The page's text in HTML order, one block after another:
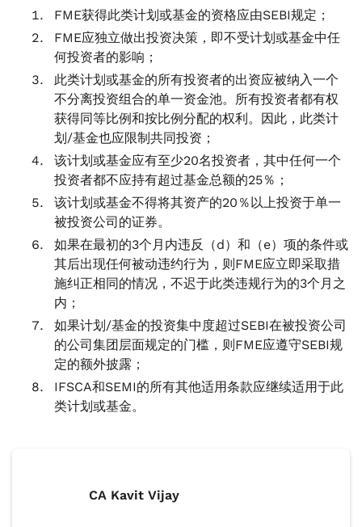
FME获得此类计划或基金的资格应由SEBI规定；
FME应独立做出投资决策，即不受计划或基金中任
何投资者的影响；
此类计划或基金的所有投资者的出资应被纳入一个
不分离投资组合的单一资金池。所有投资者都有权
获得同等比例和按比例分配的权利。因此，此类计
划/基金也应限制共同投资；
该计划或基金应有至少20名投资者，其中任何一个
投资者都不应持有超过基金总额的25％；
该计划或基金不得将其资产的20％以上投资于单一
被投资公司的证券。
如果在最初的3个月内违反（d）和（e）项的条件或
其后出现任何被动违约行为，则FME应立即采取措
施纠正相同的情况，不迟于此类违规行为的3个月之
内；
如果计划/基金的投资集中度超过SEBI在被投资公司
的公司集团层面规定的门槛，则FME应遵守SEBI规
定的额外披露；
IFSCA和SEMI的所有其他适用条款应继续适用于此
类计划或基金。
CA Kavit Vijay